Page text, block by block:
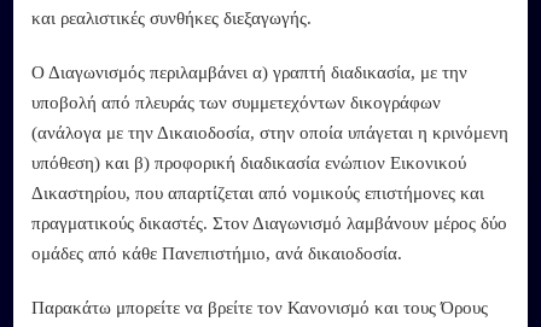
και ρεαλιστικές συνθήκες διεξαγωγής.
Ο Διαγωνισμός περιλαμβάνει α) γραπτή διαδικασία, με την
υποβολή από πλευράς των συμμετεχόντων δικογράφων
(ανάλογα με την Δικαιοδοσία, στην οποία υπάγεται η κρινόμενη
υπόθεση) και β) προφορική διαδικασία ενώπιον Εικονικού
Δικαστηρίου, που απαρτίζεται από νομικούς επιστήμονες και
πραγματικούς δικαστές. Στον Διαγωνισμό λαμβάνουν μέρος δύο
ομάδες από κάθε Πανεπιστήμιο, ανά δικαιοδοσία.
Παρακάτω μπορείτε να βρείτε τον Κανονισμό και τους Όρους